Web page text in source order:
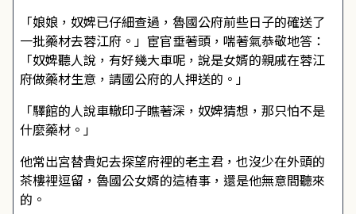
「娘娘，奴婢已仔細查過，魯國公府前些日子的確送了
一批藥材去蓉江府。」宦官垂著頭，喘著氣恭敬地答：
「奴婢聽人說，有好幾大車呢，說是女婿的親戚在蓉江
府做藥材生意，請國公府的人押送的。」
「驛館的人說車轍印子瞧著深，奴婢猜想，那只怕不是
什麼藥材。」
他常出宮替貴妃去探望府裡的老主君，也沒少在外頭的
茶樓裡逗留，魯國公女婿的這樁事，還是他無意間聽來
的。